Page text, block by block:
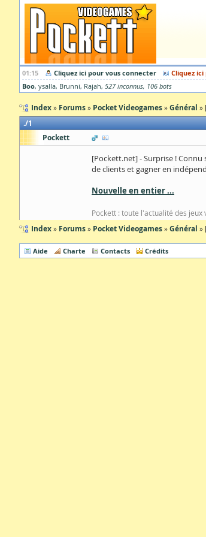
01:15 Cliquez ici pour vous connecter Cliquez
Boo ysalla Brunni Rajah 527 inconnus 106 bots
Index Forums Pocket Videogames Général
1
Pockett
[Pockett.net] - Surprise !
de clients et gagner en
Nouvelle en entier ...
Pockett : toute l'actualité des
Index Forums Pocket Videogames Général
Aide Charte Contacts Crédits